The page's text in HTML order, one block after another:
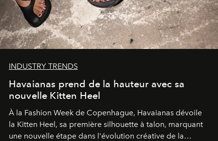
INDUSTRY TRENDS
Havaianas prend de la hauteur avec sa
nouvelle Kitten Heel
À la Fashion Week de Copenhague, Havaianas dévoile
la Kitten Heel, sa première silhouette à talon, marquant
une nouvelle étape dans l'évolution créative de la